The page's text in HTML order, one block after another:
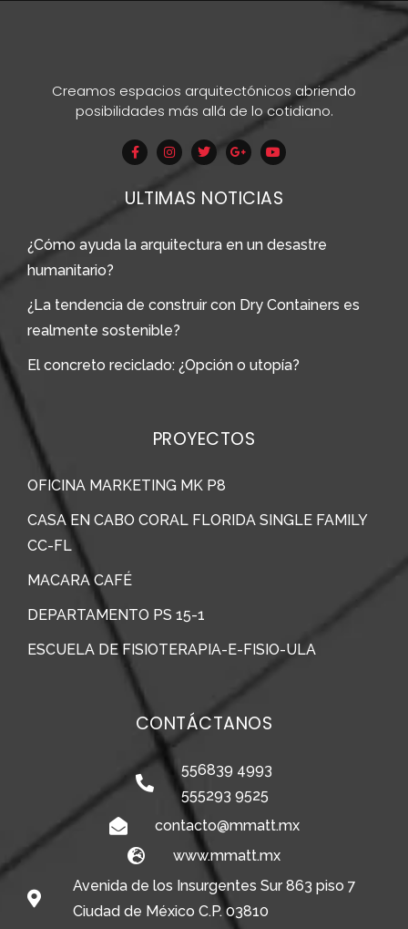
Creamos espacios arquitectónicos abriendo
posibilidades más allá de lo cotidiano.
ULTIMAS NOTICIAS
¿Cómo ayuda la arquitectura en un desastre
humanitario?
¿La tendencia de construir con Dry Containers es
realmente sostenible?
El concreto reciclado: ¿Opción o utopía?
PROYECTOS
OFICINA MARKETING MK P8
CASA EN CABO CORAL FLORIDA SINGLE FAMILY
CC-FL
MACARA CAFÉ
DEPARTAMENTO PS 15-1
ESCUELA DE FISIOTERAPIA-E-FISIO-ULA
CONTÁCTANOS
556839 4993
555293 9525
contacto@mmatt.mx
www.mmatt.mx
Avenida de los Insurgentes Sur 863 piso 7
Ciudad de México C.P. 03810